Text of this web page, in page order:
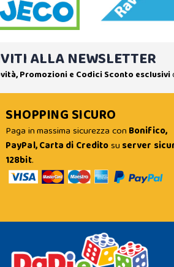
ALLA NEWSLETTER
Promozioni e Codici Sconto esclusivi
SHOPPING SICURO
Paga in massima sicurezza con Bonifico,
PayPal, Carta di Creditosu server
128bit.